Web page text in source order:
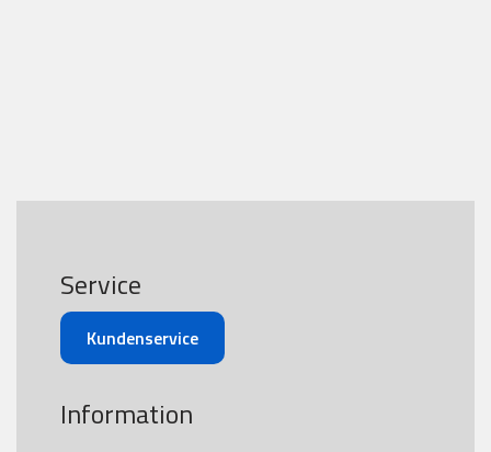
Service
Kundenservice
Information